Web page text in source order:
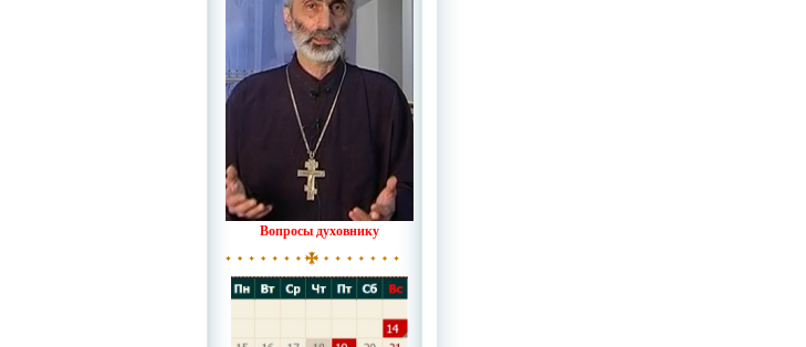
Вопросы духовнику